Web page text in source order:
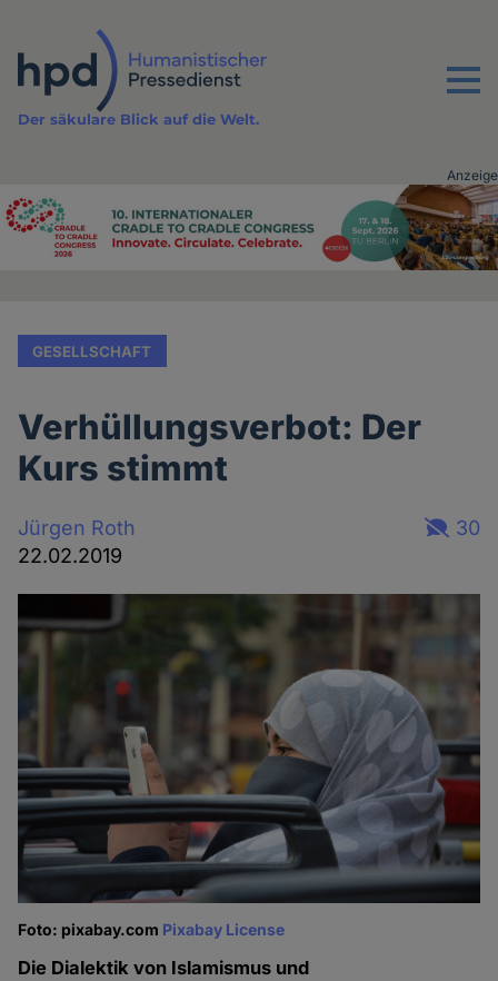
Inhalt
Menu
Der säkulare Blick auf die Welt.
Advertising
Anzeige
GESELLSCHAFT
Verhüllungsverbot: Der
Kurs stimmt
Jürgen Roth
22.02.2019
30
Foto: pixabay.com Pixabay License
Die Dialektik von Islamismus und